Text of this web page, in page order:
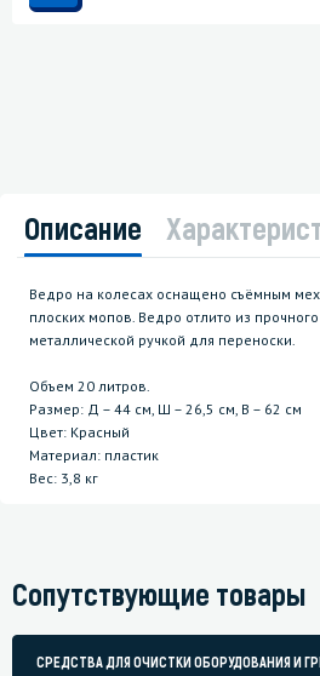
Описание
Ведро на колесах оснащено съёмным
плоских мопов. Ведро отлито из
металлической ручкой для переноски.
Объем 20 литров.
Размер: Д – 44 см, Ш – 26,5 см, В – 62 см
Цвет: Красный
Материал: пластик
Вес: 3,8 кг
Сопутствующие товары
СРЕДСТВА ДЛЯ ОЧИСТКИ ОБОРУДОВАНИЯ И